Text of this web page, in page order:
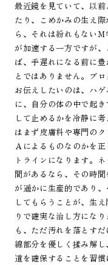
最近鏡を見ていて、以
たり、こめかみの生え
ら、それは紛れもない
が加速する一方ですが
ば、手遅れになる前に
とではありません。ブ
お伝えしたいのは、ハ
に、自分の体の中で起
して止めるかを冷静に
はまず皮膚科や専門の
Ａによるものなのかを
トラインになります。
間があるなら、その時
が遥かに生産的であり
してもらうことが、生
りで確実な治し方にな
も、ただ汚れを落とす
線部分を優しく揉み解
道を確保することを習